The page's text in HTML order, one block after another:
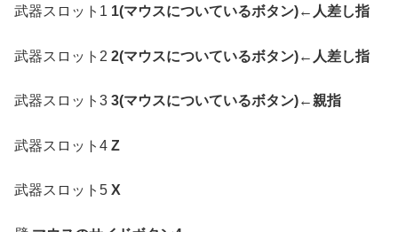
武器スロット1 1(マウスについているボタン)←人差し指
武器スロット2 2(マウスについているボタン)←人差し指
武器スロット3 3(マウスについているボタン)←親指
武器スロット4 Z
武器スロット5 X